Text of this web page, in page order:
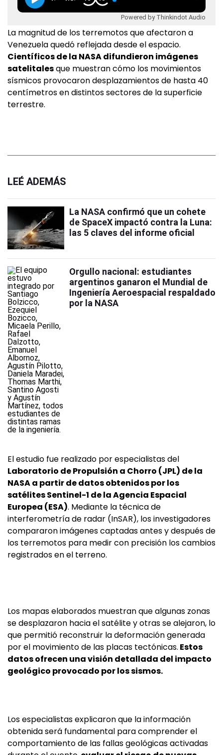
Powered by Thinkindot Audio
La magnitud de los terremotos que afectaron a
Venezuela quedó reflejada desde el espacio.
Científicos de la NASA difundieron imágenes
satelitalesque muestran cómo los movimientos
sísmicos provocaron desplazamientos de hasta 40
centímetros en distintos sectores de la superficie
terrestre.
LEÉ ADEMÁS
La NASA confirmó que un cohete
de SpaceX impactó contra la Luna:
las 5 claves del informe oficial
Orgullo nacional: estudiantes
argentinos ganaron el Mundial de
Ingeniería Aeroespacial respaldado
por la NASA
El estudio fue realizado por especialistas del
Laboratorio de Propulsión a Chorro (JPL) de la
NASA a partir de datos obtenidos por los
satélites Sentinel-1 de la Agencia Espacial
Europea (ESA). Mediante la técnica de
interferometría de radar (InSAR), los investigadores
compararon imágenes captadas antes y después de
los terremotos para medir con precisión los cambios
registrados en el terreno.
Los mapas elaborados muestran que algunas zonas
se desplazaron hacia el satélite y otras se alejaron, lo
que permitió reconstruir la deformación generada
por el movimiento de las placas tectónicas. Estos
datos ofrecen una visión detallada del impacto
geológico provocado por los sismos.
Los especialistas explicaron que la información
obtenida será fundamental para comprender el
comportamiento de las fallas geológicas activadas